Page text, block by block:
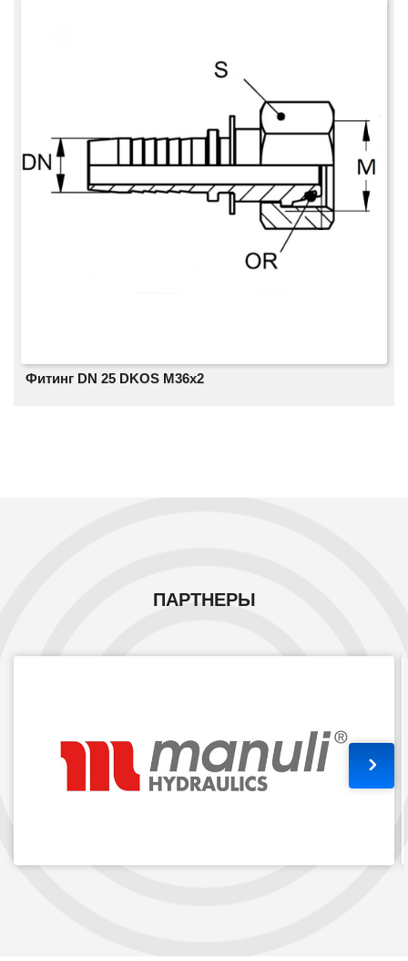
Фитинг DN 25 DKOS M36x2
ПАРТНЕРЫ